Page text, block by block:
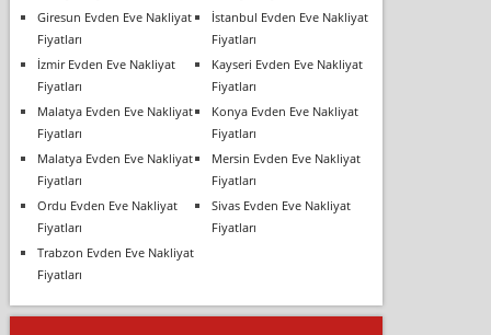
Giresun Evden Eve Nakliyat
Fiyatları
İstanbul Evden Eve Nakliyat
Fiyatları
İzmir Evden Eve Nakliyat
Fiyatları
Kayseri Evden Eve Nakliyat
Fiyatları
Malatya Evden Eve Nakliyat
Fiyatları
Konya Evden Eve Nakliyat
Fiyatları
Malatya Evden Eve Nakliyat
Fiyatları
Mersin Evden Eve Nakliyat
Fiyatları
Ordu Evden Eve Nakliyat
Fiyatları
Sivas Evden Eve Nakliyat
Fiyatları
Trabzon Evden Eve Nakliyat
Fiyatları